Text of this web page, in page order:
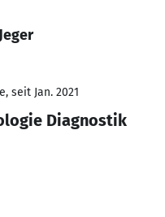
seit Jan. 2021
Diagnostik